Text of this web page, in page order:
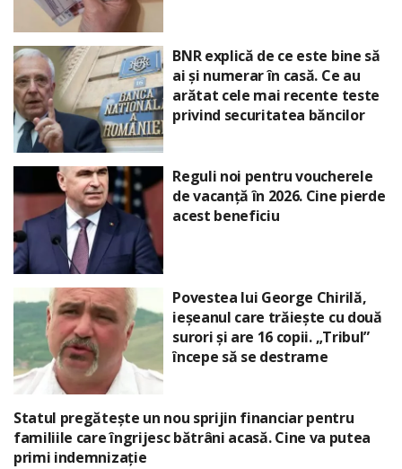
BNR explică de ce este bine să
ai și numerar în casă. Ce au
arătat cele mai recente teste
privind securitatea băncilor
Reguli noi pentru voucherele
de vacanță în 2026. Cine pierde
acest beneficiu
Povestea lui George Chirilă,
ieșeanul care trăiește cu două
surori și are 16 copii. „Tribul”
începe să se destrame
Statul pregătește un nou sprijin financiar pentru
familiile care îngrijesc bătrâni acasă. Cine va putea
primi indemnizație